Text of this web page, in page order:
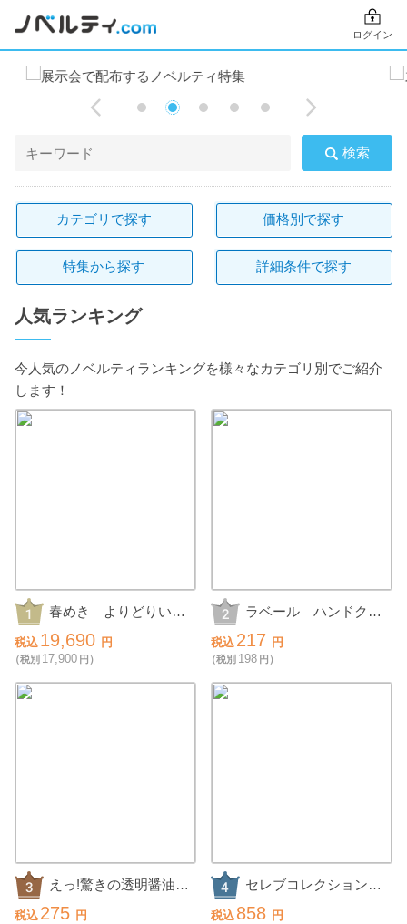
ログイン
検索
カテゴリで探す 価格別で探す
特集から探す 詳細条件で探す
人気ランキング
今人気のノベルティランキングを様々なカテゴリ別でご紹介
します！
春めき よりどりいち
ごの抽選会30人用
税込 19,690 円
（税別 17,900 円）
ラベール ハンドクリ
ームギフト
税込 217 円
（税別 198 円）
えっ!驚きの透明醤油ら
ーめん2食組
税込 275 円
セレブコレクション
チョコケーキ
税込 858 円